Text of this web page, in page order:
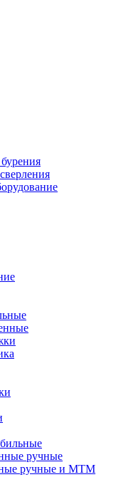
ручные
ручные и МТМ